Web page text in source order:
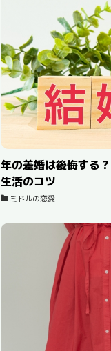
年の差婚は後悔する
生活のコツ
ミドルの恋愛